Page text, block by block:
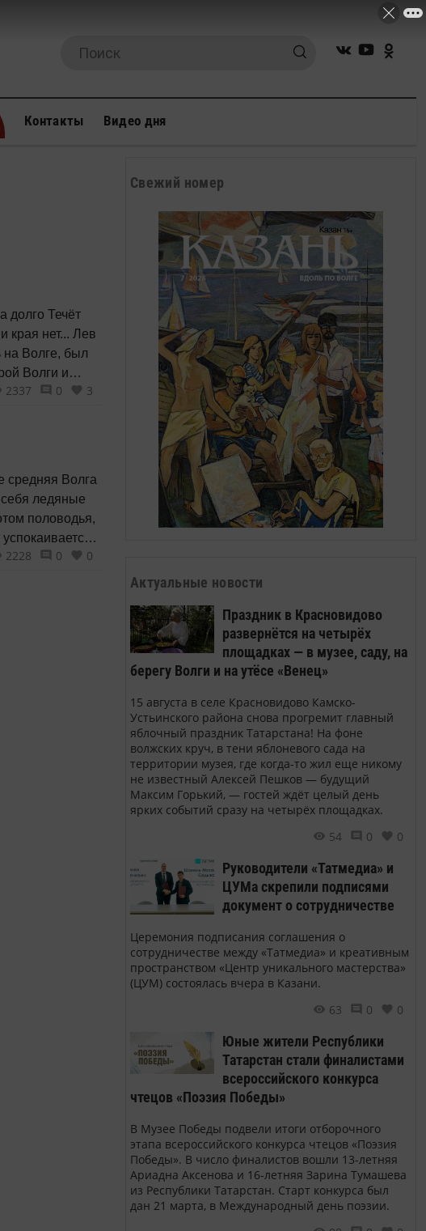
Контакты Видео дня
долго Течёт
нет... Лев
Волги и
2337 0
3
средняя Волга
себя ледяные
половодья,
2228 0 0
Свежий номер
Актуальные новости
Праздник в Красновидово
развернётся на четырёх
площадках — в музее, саду, на
берегу Волги и на утёсе «Венец»
15 августа в селе Красновидово Камско-
Устьинского района снова прогремит главный
яблочный праздник Татарстана! На фоне
волжских круч, в тени яблоневого сада на
территории музея, где когда-то жил еще никому
не известный Алексей Пешков — будущий
Максим Горький, — гостей ждёт целый день
ярких событий сразу на четырёх площадках.
54
0 0
Руководители «Татмедиа» и
ЦУМа скрепили подписями
документ о сотрудничестве
Церемония подписания соглашения о
сотрудничестве между «Татмедиа» и креативным
пространством «Центр уникального мастерства»
(ЦУМ) состоялась вчера в Казани.
63
0 0
Юные жители Республики
Татарстан стали финалистами
всероссийского конкурса
чтецов «Поэзия Победы»
В Музее Победы подвели итоги отборочного
этапа всероссийского конкурса чтецов «Поэзия
Победы». В число финалистов вошли 13-летняя
Ариадна Аксенова и 16-летняя Зарина Тумашева
из Республики Татарстан. Старт конкурса был
дан 21 марта, в Международный день поэзии.